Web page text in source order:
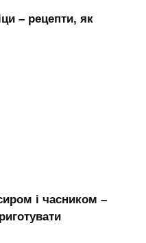
– рецепти, як
і часником –